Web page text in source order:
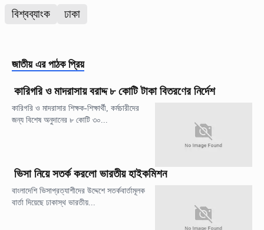
বিশ্বব্যাংক ঢাকা
জাতীয় এর পাঠক প্রিয়
কারিগরি ও মাদরাসায় বরাদ্দ ৮ কোটি টাকা বিতরণের নির্দেশ
কারিগরি ও মাদরাসার শিক্ষক-শিক্ষার্থী, কর্মচারীদের
জন্য বিশেষ অনুদানের ৮ কোটি ৩০...
ভিসা নিয়ে সতর্ক করলো ভারতীয় হাইকমিশন
বাংলাদেশি ভিসাপ্রত্যাশীদের উদ্দেশে সতর্কবার্তামূলক
বার্তা দিয়েছে ঢাকাস্থ ভারতীয়...